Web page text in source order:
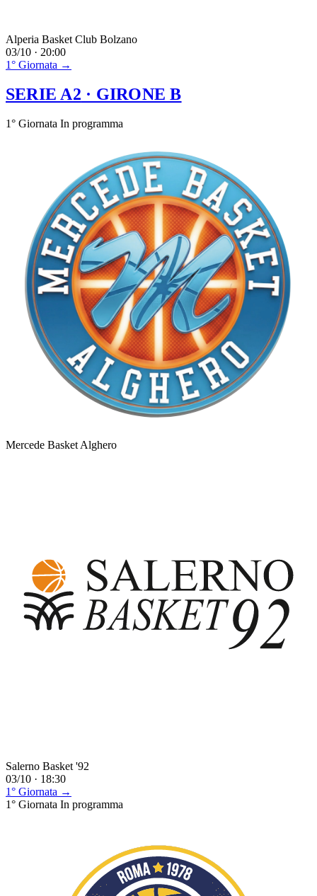
Alperia Basket Club Bolzano
03/10 · 20:00
1° Giornata →
SERIE A2 · GIRONE B
1° Giornata In programma
Mercede Basket Alghero
Salerno Basket '92
03/10 · 18:30
1° Giornata →
1° Giornata In programma